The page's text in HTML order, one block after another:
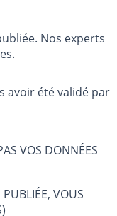
Nos experts
avoir été validé par
VOS DONNÉES
PUBLIÉE, VOUS